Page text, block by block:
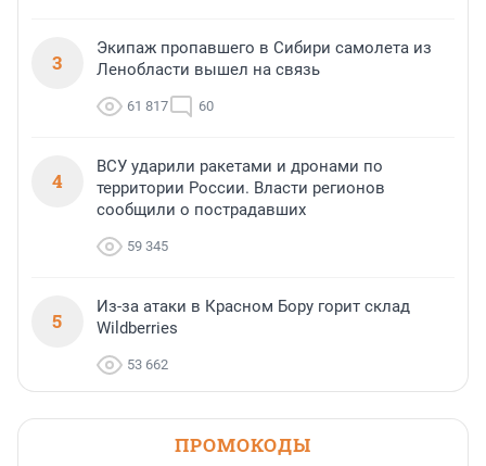
3
Экипаж пропавшего в Сибири самолета из
Ленобласти вышел на связь
61 817 60
4
ВСУ ударили ракетами и дронами по
территории России. Власти регионов
сообщили о пострадавших
59 345
5
Из-за атаки в Красном Бору горит склад
Wildberries
53 662
ПРОМОКОДЫ